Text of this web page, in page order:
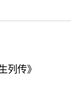
列传》